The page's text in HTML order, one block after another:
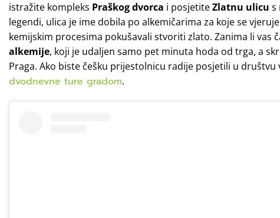
istražite kompleks Praškog dvorca i posjetiteZlatnu ulicu s
legendi, ulica je ime dobila po alkemičarima za koje se
kemijskim procesima pokušavali stvoriti zlato. Zanima li vas
alkemije, koji je udaljen samo pet minuta hoda od trga, a
Praga. Ako biste češku prijestolnicu radije posjetili u
dvodnevne ture gradom.